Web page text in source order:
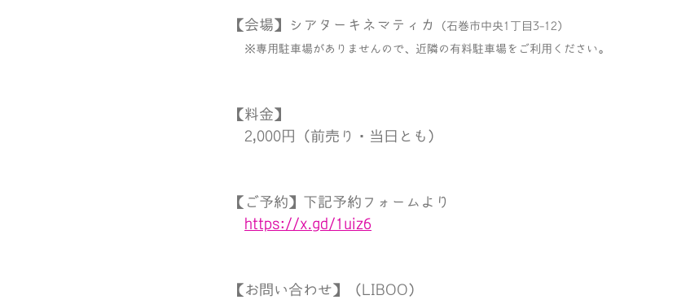
【会場】シアターキネマティカ
（石巻市中央1丁目3-12）
※専用駐車場がありませんので、近隣の有料駐車場をご利用ください。
【料金】
2,000円（前売り・当日とも）
【ご予約】下記予約フォームより
https://x.gd/1uiz6
【お問い合わせ】（LIBOO）